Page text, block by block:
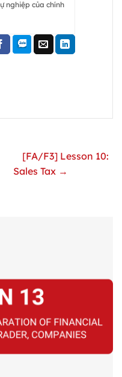
nghiệp của chính
[FA/F3] Lesson 10:
Sales Tax →